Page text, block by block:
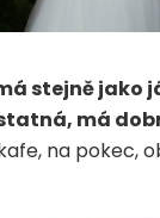
stejně jako
má
na pokec,